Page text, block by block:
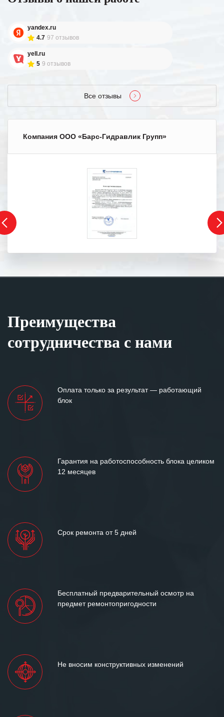
yandex.ru
4.7 97 отзывов
yell.ru
5 9 отзывов
Все отзывы
Компания ООО «Барс-Гидравлик Групп»
Преимущества
сотрудничества с нами
Оплата только за результат — работающий
блок
Гарантия на работоспособность блока целиком
12 месяцев
Срок ремонта от 5 дней
Бесплатный предварительный осмотр на
предмет ремонтопригодности
Не вносим конструктивных изменений